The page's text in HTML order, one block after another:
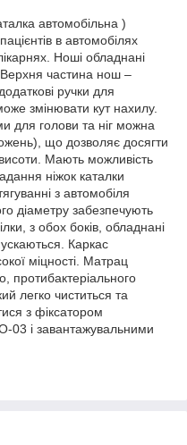
автомобільна )
в автомобілях
Ноші обладнані
частина нош –
ручки для
змінювати кут нахилу.
для голови та ніг можна
що дозволяє досягти
Мають можливість
ніжок каталки
з автомобіля
діаметру забезпечують
з обох боків, обладнані
Каркас
міцності. Матрац
протибактеріального
легко чиститься та
з фіксатором
03 і завантажувальними